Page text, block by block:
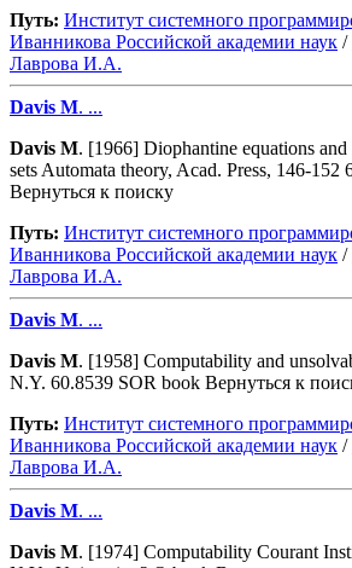
Путь: Институт системного
Иванникова Роcсийской академии наук /
Лаврова И.А.
Davis M. ...
Davis M. [1966] Diophantine equations
sets Automata theory, Acad. Press, 146-152
Вернуться к поиску
Путь: Институт системного
Иванникова Роcсийской академии наук /
Лаврова И.А.
Davis M. ...
Davis M. [1958] Computability and
N.Y. 60.8539 SOR book Вернуться к
Путь: Институт системного
Иванникова Роcсийской академии наук /
Лаврова И.А.
Davis M. ...
Davis M. [1974] Computability Courant